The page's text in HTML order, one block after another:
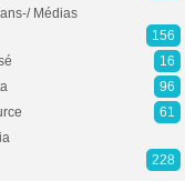
Médias
156
16
96
61
228